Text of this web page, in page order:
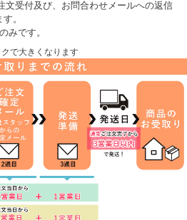
文受付及び、お問合わせメールへの返信
。
みです。
クで大きくなります